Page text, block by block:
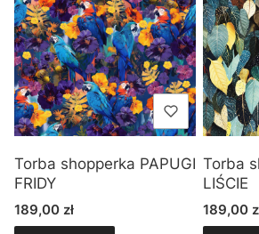
Torba shopperka PAPUGI
FRIDY
Cena
189,00 zł
Torba
LIŚCIE
Cena
189,00